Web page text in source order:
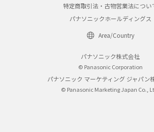
特定商取引法・古物営業法につい
パナソニックホールディングス
Area/Country
パナソニック株式会社
© Panasonic Corporation
パナソニック マーケティング ジャパン
© Panasonic Marketing Japan Co.,